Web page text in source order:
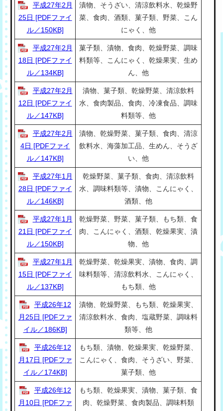
平成27年2月
25日 [PDFファイ
ル／150KB]
漬物、そうざい、清涼飲料水、乾燥野
菜、食肉、酒類、菓子類、野菜、こん
にゃく、他
平成27年2月
18日 [PDFファイ
ル／134KB]
菓子類、漬物、食肉、乾燥野菜、調味
料類等、こんにゃく、乾燥果実、生め
ん、他
平成27年2月
12日 [PDFファイ
ル／147KB]
漬物、菓子類、乾燥野菜、清涼飲料
水、食肉製品、食肉、冷凍食品、調味
料類等、他
平成27年2月
4日 [PDFファイ
ル／147KB]
漬物、乾燥野菜、菓子類、食肉、清涼
飲料水、海藻加工品、生めん、そうざ
い、他
平成27年1月
28日 [PDFファイ
ル／146KB]
乾燥野菜、菓子類、食肉、清涼飲料
水、調味料類等、漬物、こんにゃく、
酒類、他
平成27年1月
21日 [PDFファイ
ル／150KB]
乾燥野菜、野菜、菓子類、もち類、食
肉、こんにゃく、酒類、乾燥果実、漬
物、他
平成27年1月
15日 [PDFファイ
ル／137KB]
乾燥野菜、乾燥果実、漬物、食肉、調
味料類等、清涼飲料水、こんにゃく、
もち類、他
平成26年12
月25日 [PDFファ
イル／186KB]
漬物、乾燥野菜、もち類、乾燥果実、
清涼飲料水、食肉、塩蔵野菜、調味料
類等、他
平成26年12
月17日 [PDFファ
イル／174KB]
もち類、漬物、乾燥果実、乾燥野菜、
こんにゃく、食肉、そうざい、野菜、
菓子類、他
平成26年12
月10日 [PDFファ
もち類、乾燥果実、漬物、菓子類、食
肉、乾燥野菜、食肉製品、調味料類